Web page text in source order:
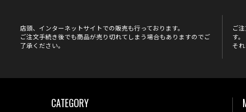
店頭、インターネットサイトでの販売も行っております。
ご注文手続き後でも商品が売り切れてしまう場合もありますのでご
了承ください。
ご
す。
そ
CATEGORY